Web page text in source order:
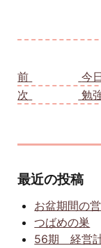
前
今
次
勉
最近の投稿
お盆期間の
つばめの巣
56期 経営